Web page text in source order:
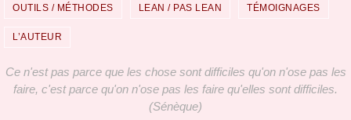
OUTILS / MÉTHODES LEAN / PAS LEAN TÉMOIGNAGES
L’AUTEUR
Ce n'est pas parce que les chose sont difficiles qu'on n'ose pas les
faire, c'est parce qu'on n'ose pas les faire qu'elles sont difficiles.
(Sénèque)